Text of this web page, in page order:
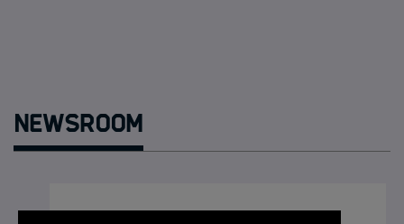
Newsroom